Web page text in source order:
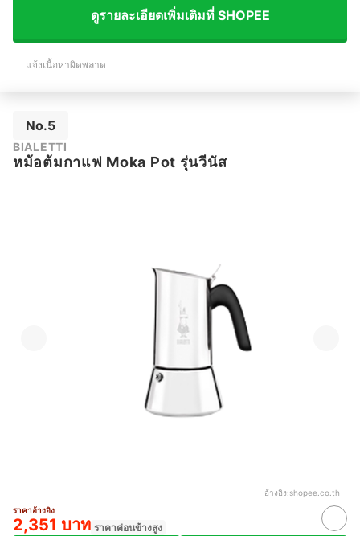
ดูรายละเอียดเพิ่มเติมที่ SHOPEE
แจ้งเนื้อหาผิดพลาด
No.5
BIALETTI
หม้อต้มกาแฟ Moka Pot รุ่นวีนัส
อ้างอิง:shopee.co.th
ราคาอ้างอิง
2,351 บาท ราคาค่อนข้างสูง